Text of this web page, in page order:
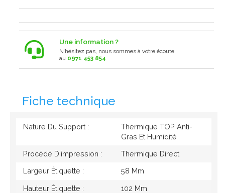
Une information ?
N’hésitez pas, nous sommes à votre écoute
au 0971 453 854
Fiche technique
Nature Du Support :
Thermique TOP Anti-
Gras Et Humidité
Procédé D'impression : Thermique Direct
Largeur Étiquette : 58 Mm
Hauteur Étiquette : 102 Mm